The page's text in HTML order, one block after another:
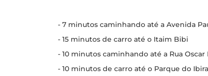
- 7 minutos caminhando até a Avenida
- 15 minutos de carro até o Itaim Bibi
- 10 minutos caminhando até a Rua Oscar
- 10 minutos de carro até o Parque do